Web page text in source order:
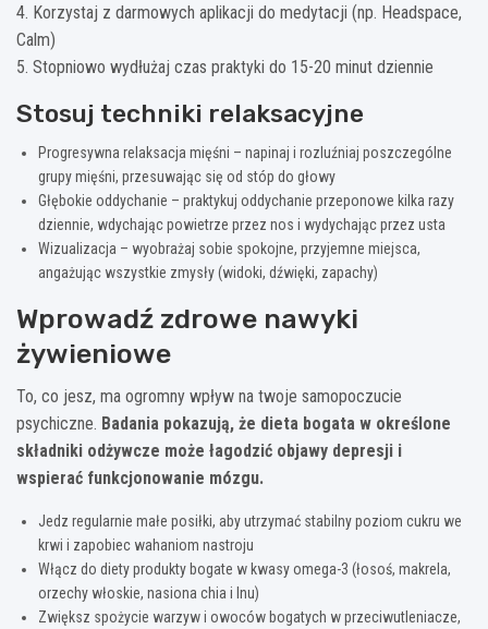
4. Korzystaj z darmowych aplikacji do medytacji (np. Headspace,
Calm)
5. Stopniowo wydłużaj czas praktyki do 15-20 minut dziennie
Stosuj techniki relaksacyjne
Progresywna relaksacja mięśni – napinaj i rozluźniaj poszczególne
grupy mięśni, przesuwając się od stóp do głowy
Głębokie oddychanie – praktykuj oddychanie przeponowe kilka razy
dziennie, wdychając powietrze przez nos i wydychając przez usta
Wizualizacja – wyobrażaj sobie spokojne, przyjemne miejsca,
angażując wszystkie zmysły (widoki, dźwięki, zapachy)
Wprowadź zdrowe nawyki
żywieniowe
To, co jesz, ma ogromny wpływ na twoje samopoczucie
psychiczne. Badania pokazują, że dieta bogata w określone
składniki odżywcze może łagodzić objawy depresji i
wspierać funkcjonowanie mózgu.
Jedz regularnie małe posiłki, aby utrzymać stabilny poziom cukru we
krwi i zapobiec wahaniom nastroju
Włącz do diety produkty bogate w kwasy omega-3 (łosoś, makrela,
orzechy włoskie, nasiona chia i lnu)
Zwiększ spożycie warzyw i owoców bogatych w przeciwutleniacze,